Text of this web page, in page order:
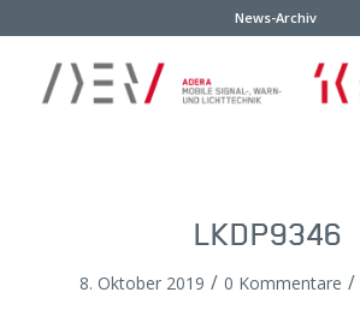
News-Archiv
LKDP9346
8. Oktober 2019 / 0 Kommentare /